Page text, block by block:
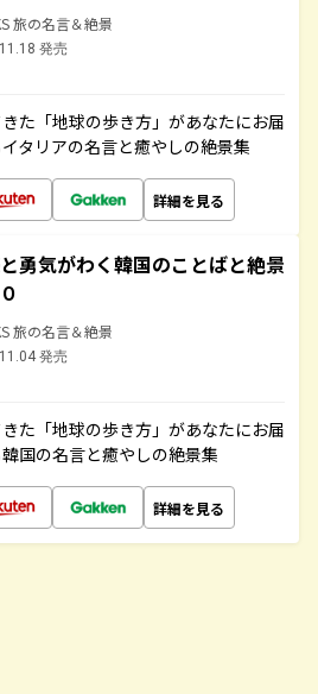
旅の名言＆絶景
発売
た「地球の歩き方」があなたにお届
タリアの名言と癒やしの絶景集
詳細を見る
勇気がわく韓国のことばと絶景
旅の名言＆絶景
発売
た「地球の歩き方」があなたにお届
国の名言と癒やしの絶景集
詳細を見る